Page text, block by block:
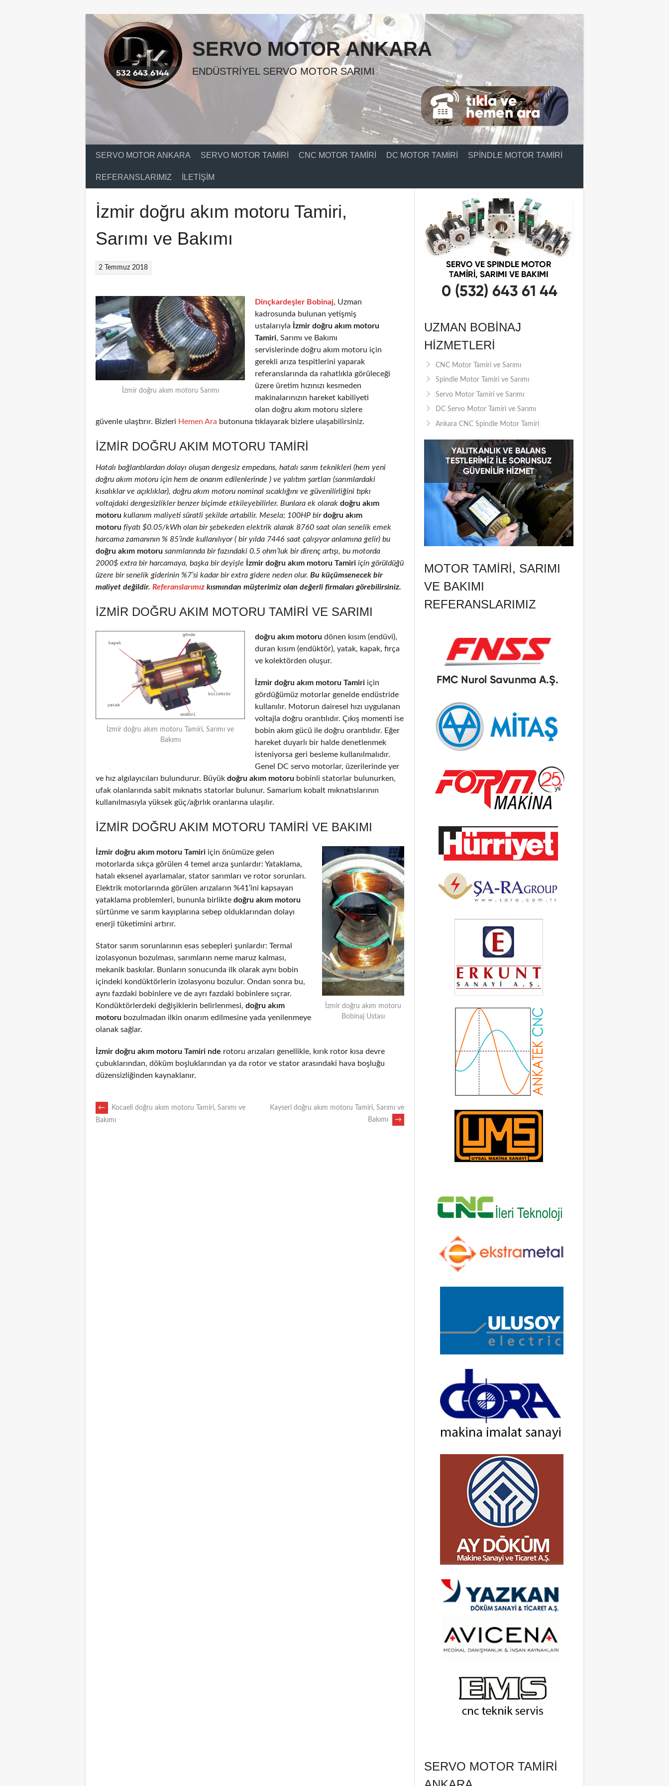
SERVO MOTOR ANKARA
ENDÜSTRIYEL SERVO MOTOR SARIMI
SERVO MOTOR ANKARA SERVO MOTOR TAMIRI CNC MOTOR TAMIRI DC MOTOR TAMIRI SPINDLE MOTOR TAMIRI
REFERANSLARIMIZ İLETIŞIM
İzmir doğru akım motoru Tamiri,
Sarımı ve Bakımı
2 Temmuz 2018
İzmir doğru akım motoru Sarımı
Dinçkardeşler Bobinaj, Uzman
kadrosunda bulunan yetişmiş
ustalarıyla İzmir doğru akım motoru
Tamiri, Sarımı ve Bakımı
servislerinde doğru akım motoru için
gerekli arıza tespitlerini yaparak
referanslarında da rahatlıkla görüleceği
üzere üretim hızınızı kesmeden
makinalarınızın hareket kabiliyeti
olan doğru akım motoru sizlere
güvenle ulaştırır. Bizleri Hemen Ara butonuna tıklayarak bizlere ulaşabilirsiniz.
İZMIR DOĞRU AKIM MOTORU TAMIRI
Hatalı bağlantılardan dolayı oluşan dengesiz empedans, hatalı sarım teknikleri (hem yeni
doğru akım motoru için hem de onarım edilenlerinde ) ve yalıtım şartları (sarımlardaki
kısalıklar ve açıklıklar), doğru akım motoru nominal sıcaklığını ve güvenilirliğini tıpkı
voltajdaki dengesizlikler benzer biçimde etkileyebilirler. Bunlara ek olarak doğru akım
motoru kullanım maliyeti süratli şekilde artabilir. Mesela; 100HP birdoğru akım
motoru fiyatı $0.05/kWh olan bir şebekeden elektrik alarak 8760 saat olan senelik emek
harcama zamanının % 85’inde kullanılıyor ( bir yılda 7446 saat çalışıyor anlamına gelir) bu
doğru akım motoru sarımlarında bir fazındaki 0.5 ohm’luk bir direnç artışı, bu motorda
2000$ extra bir harcamaya, başka bir deyişle İzmir doğru akım motoru Tamiri için görüldüğü
üzere bir senelik giderinin %7’si kadar bir extra gidere neden olur. Bu küçümsenecek bir
maliyet değildir. Referanslarımız kısmından müşterimiz olan değerli firmaları görebilirsiniz.
İZMIR DOĞRU AKIM MOTORU TAMIRI VE SARIMI
İzmir doğru akım motoru Tamiri, Sarımı ve
Bakımı
doğru akım motoru dönen kısım (endüvi),
duran kısım (endüktör), yatak, kapak, fırça
ve kolektörden oluşur.
İzmir doğru akım motoru Tamiri için
gördüğümüz motorlar genelde endüstride
kullanılır. Motorun dairesel hızı uygulanan
voltajla doğru orantılıdır. Çıkış momenti ise
bobin akım gücü ile doğru orantılıdır. Eğer
hareket duyarlı bir halde denetlenmek
isteniyorsa geri besleme kullanılmalıdır.
Genel DC servo motorlar, üzerilerinde yer
ve hız algılayıcıları bulundurur. Büyük doğru akım motoru bobinli statorlar bulunurken,
ufak olanlarında sabit mıknatıs statorlar bulunur. Samarium kobalt mıknatıslarının
kullanılmasıyla yüksek güç/ağırlık oranlarına ulaşılır.
İZMIR DOĞRU AKIM MOTORU TAMIRI VE BAKIMI
İzmir doğru akım motoru
Bobinaj Ustası
İzmir doğru akım motoru Tamiri için önümüze gelen
motorlarda sıkça görülen 4 temel arıza şunlardır: Yataklama,
hatalı eksenel ayarlamalar, stator sarımları ve rotor sorunları.
Elektrik motorlarında görülen arızaların %41’ini kapsayan
yataklama problemleri, bununla birlikte doğru akım motoru
sürtünme ve sarım kayıplarına sebep olduklarından dolayı
enerji tüketimini artırır.
Stator sarım sorunlarının esas sebepleri şunlardır: Termal
izolasyonun bozulması, sarımların neme maruz kalması,
mekanik baskılar. Bunların sonucunda ilk olarak aynı bobin
içindeki kondüktörlerin izolasyonu bozulur. Ondan sonra bu,
aynı fazdaki bobinlere ve de ayrı fazdaki bobinlere sıçrar.
Kondüktörlerdeki değişiklerin belirlenmesi, doğru akım
motoru bozulmadan ilkin onarım edilmesine yada yenilenmeye
olanak sağlar.
İzmir doğru akım motoru Tamiri nde rotoru arızaları genellikle, kırık rotor kısa devre
çubuklarından, döküm boşluklarından ya da rotor ve stator arasındaki hava boşluğu
düzensizliğinden kaynaklanır.
POST
←
Kocaeli doğru akım motoru Tamiri, Sarımı ve
Bakımı
Kayseri doğru akım motoru Tamiri, Sarımı ve
Bakımı
→
UZMAN BOBINAJ
HIZMETLERI
CNC Motor Tamiri ve Sarımı
Spindle Motor Tamiri ve Sarımı
Servo Motor Tamiri ve Sarımı
DC Servo Motor Tamiri ve Sarımı
Ankara CNC Spindle Motor Tamiri
MOTOR TAMIRI, SARIMI
VE BAKIMI
REFERANSLARIMIZ
SERVO MOTOR TAMIRI